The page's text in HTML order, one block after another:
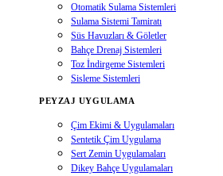
Otomatik Sulama Sistemleri
Sulama Sistemi Tamiratı
Süs Havuzları & Göletler
Bahçe Drenaj Sistemleri
Toz İndirgeme Sistemleri
Sisleme Sistemleri
PEYZAJ UYGULAMA
Çim Ekimi & Uygulamaları
Sentetik Çim Uygulama
Sert Zemin Uygulamaları
Dikey Bahçe Uygulamaları